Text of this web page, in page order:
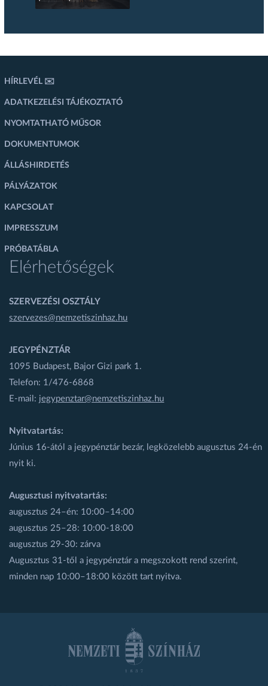
HÍRLEVÉL ✉️
ADATKEZELÉSI TÁJÉKOZTATÓ
NYOMTATHATÓ MŰSOR
DOKUMENTUMOK
ÁLLÁSHIRDETÉS
PÁLYÁZATOK
KAPCSOLAT
IMPRESSZUM
PRÓBATÁBLA
Elérhetőségek
SZERVEZÉSI OSZTÁLY
szervezes@nemzetiszinhaz.hu
JEGYPÉNZTÁR
1095 Budapest, Bajor Gizi park 1.
Telefon: 1/476-6868
E-mail: jegypenztar@nemzetiszinhaz.hu
Nyitvatartás:
Június 16-ától a jegypénztár bezár, legközelebb augusztus 24-én
nyit ki.
Augusztusi nyitvatartás:
augusztus 24–én: 10:00–14:00
augusztus 25–28: 10:00-18:00
augusztus 29-30: zárva
Augusztus 31-től a jegypénztár a megszokott rend szerint,
minden nap 10:00–18:00 között tart nyitva.